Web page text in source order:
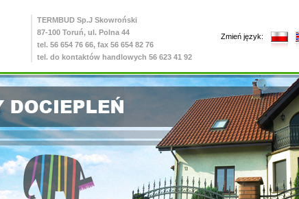
TERMBUD Sp.J Skowroński
87-100 Toruń, ul. Polna 44
tel. 56 654 76 66, fax 56 654 82 76
tel. do kontaktów handlowych 56 623 41 92
Zmień język: